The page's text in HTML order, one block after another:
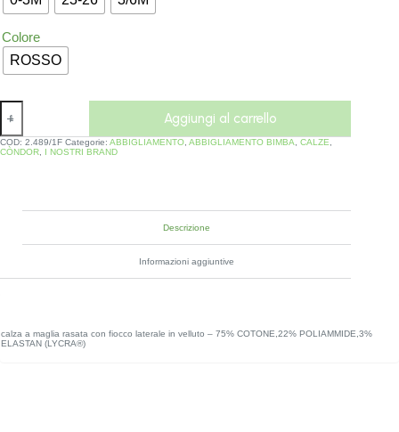
Colore
ROSSO
Aggiungi al carrello
COD: 2.489/1F Categorie: ABBIGLIAMENTO ABBIGLIAMENTO BIMBA CALZE
CÒNDOR
I NOSTRI BRAND
Descrizione
Informazioni aggiuntive
calza a maglia rasata con fiocco laterale in velluto – 75% COTONE,22% POLIAMMIDE,3%
ELASTAN (LYCRA®)